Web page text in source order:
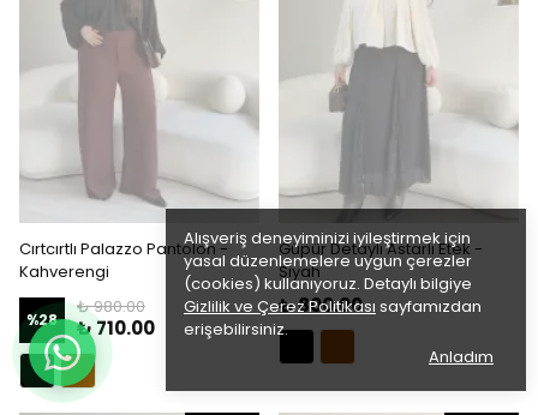
Alışveriş deneyiminizi iyileştirmek için
yasal düzenlemelere uygun çerezler
(cookies) kullanıyoruz. Detaylı bilgiye
Gizlilik ve Çerez Politikası sayfamızdan
erişebilirsiniz.
Anladım
Cırtcırtlı Palazzo Pantolon -
Kahverengi
%28
₺ 980.00
₺ 710.00
Güpür Detaylı Astarlı Etek -
Siyah
₺ 800.00